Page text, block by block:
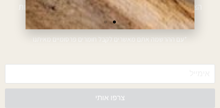
הצטרפו לרשימת הלקוחות המועדפים וקבלו הטבות, הנחות
ועדכונים
*עם ההרשמה אתם מאשרים לקבל חומרים פרסומיים מאיתנו
צרפו אותי